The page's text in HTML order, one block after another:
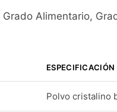
Grado Alimentario,
ESPECIFICACIÓN
Polvo cristalino